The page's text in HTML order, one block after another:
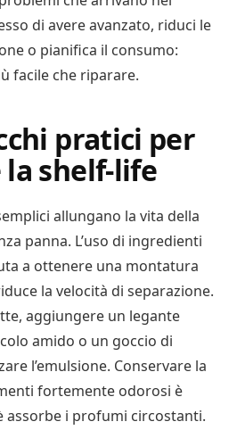
di avere avanzato, riduci le
o pianifica il consumo:
facile che riparare.
pratici per
shelf-life
allungano la vita della
panna. L’uso di ingredienti
a ottenere una montatura
la velocità di separazione.
aggiungere un legante
amido o un goccio di
l’emulsione. Conservare la
fortemente odorosi è
assorbe i profumi circostanti.